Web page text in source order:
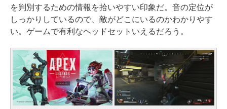
を判別するための情報を拾いやすい印象だ。音の定位が
しっかりしているので、敵がどこにいるのかわかりやす
い。ゲームで有利なヘッドセットいえるだろう。